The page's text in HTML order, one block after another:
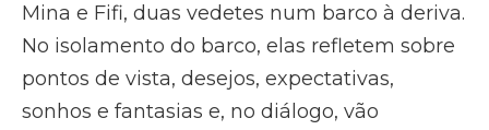
Mina e Fifi, duas vedetes num barco à deriva.
No isolamento do barco, elas refletem sobre
pontos de vista, desejos, expectativas,
sonhos e fantasias e, no diálogo, vão